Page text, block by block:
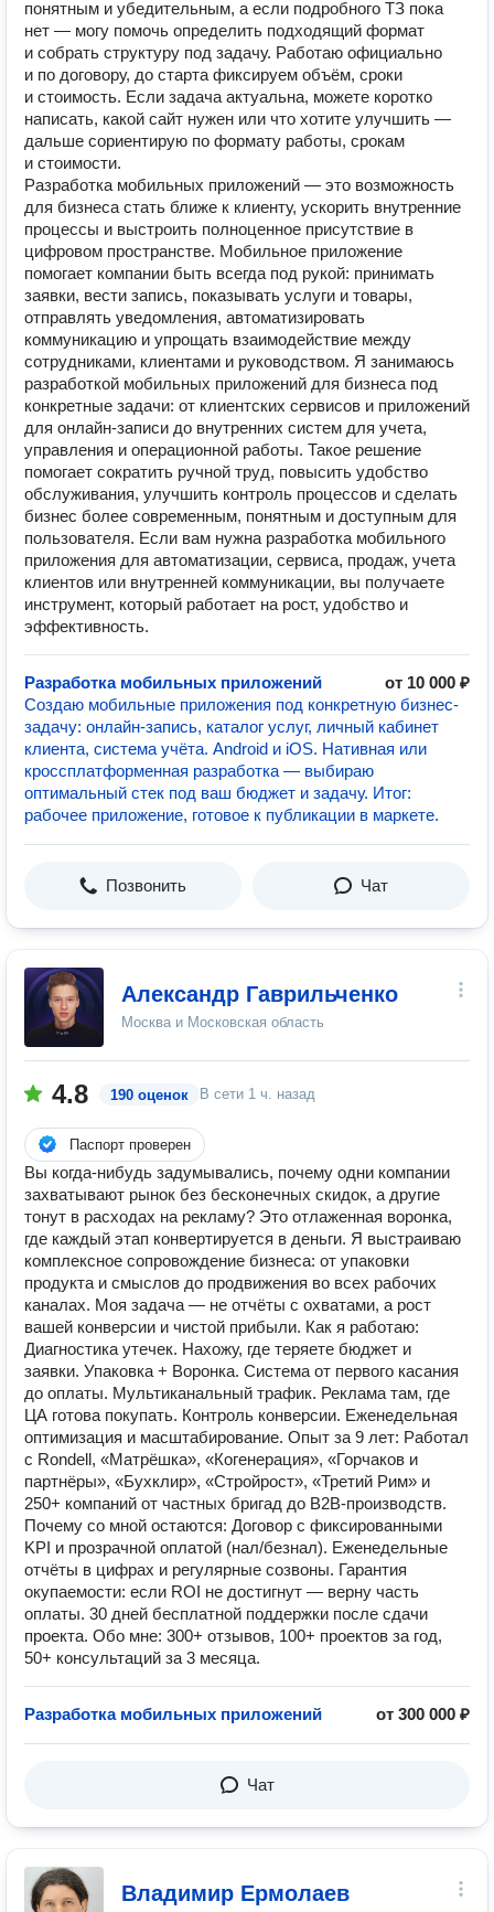
понятным и убедительным, а если подробного ТЗ пока
нет — могу помочь определить подходящий формат
и собрать структуру под задачу. Работаю официально
и по договору, до старта фиксируем объём, сроки
и стоимость. Если задача актуальна, можете коротко
написать, какой сайт нужен или что хотите улучшить —
дальше сориентирую по формату работы, срокам
и стоимости.
Разработка мобильных приложений — это возможность
для бизнеса стать ближе к клиенту, ускорить внутренние
процессы и выстроить полноценное присутствие в
цифровом пространстве. Мобильное приложение
помогает компании быть всегда под рукой: принимать
заявки, вести запись, показывать услуги и товары,
отправлять уведомления, автоматизировать
коммуникацию и упрощать взаимодействие между
сотрудниками, клиентами и руководством. Я занимаюсь
разработкой мобильных приложений для бизнеса под
конкретные задачи: от клиентских сервисов и приложений
для онлайн‑записи до внутренних систем для учета,
управления и операционной работы. Такое решение
помогает сократить ручной труд, повысить удобство
обслуживания, улучшить контроль процессов и сделать
бизнес более современным, понятным и доступным для
пользователя. Если вам нужна разработка мобильного
приложения для автоматизации, сервиса, продаж, учета
клиентов или внутренней коммуникации, вы получаете
инструмент, который работает на рост, удобство и
эффективность.
Разработка мобильных приложений
от 10 000 ₽
Создаю мобильные приложения под конкретную бизнес-
задачу: онлайн-запись, каталог услуг, личный кабинет
клиента, система учёта. Android и iOS. Нативная или
кроссплатформенная разработка — выбираю
оптимальный стек под ваш бюджет и задачу. Итог:
рабочее приложение, готовое к публикации в маркете.
Позвонить Чат
Александр Гаврильченко
Москва и Московская область
4.8 190 оценок В сети 1 ч. назад
Паспорт проверен
Вы когда-нибудь задумывались, почему одни компании
захватывают рынок без бесконечных скидок, а другие
тонут в расходах на рекламу? Это отлаженная воронка,
где каждый этап конвертируется в деньги. Я выстраиваю
комплексное сопровождение бизнеса: от упаковки
продукта и смыслов до продвижения во всех рабочих
каналах. Моя задача — не отчёты с охватами, а рост
вашей конверсии и чистой прибыли. Как я работаю:
Диагностика утечек. Нахожу, где теряете бюджет и
заявки. Упаковка + Воронка. Система от первого касания
до оплаты. Мультиканальный трафик. Реклама там, где
ЦА готова покупать. Контроль конверсии. Еженедельная
оптимизация и масштабирование. Опыт за 9 лет: Работал
с Rondell, «Матрёшка», «Когенерация», «Горчаков и
партнёры», «Бухклир», «Стройрост», «Третий Рим» и
250+ компаний от частных бригад до B2B-производств.
Почему со мной остаются: Договор с фиксированными
KPI и прозрачной оплатой (нал/безнал). Еженедельные
отчёты в цифрах и регулярные созвоны. Гарантия
окупаемости: если ROI не достигнут — верну часть
оплаты. 30 дней бесплатной поддержки после сдачи
проекта. Обо мне: 300+ отзывов, 100+ проектов за год,
50+ консультаций за 3 месяца.
Разработка мобильных приложений от 300 000 ₽
Чат
Владимир Ермолаев